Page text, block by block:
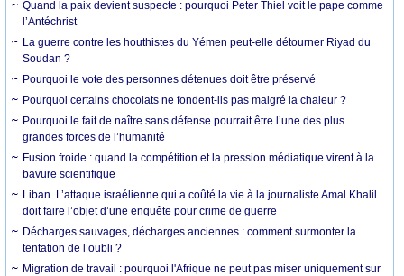
Quand la paix devient suspecte : pourquoi Peter Thiel voit le pape comme
l’Antéchrist
La guerre contre les houthistes du Yémen peut-elle détourner Riyad du
Soudan ?
Pourquoi le vote des personnes détenues doit être préservé
Pourquoi certains chocolats ne fondent-ils pas malgré la chaleur ?
Pourquoi le fait de naître sans défense pourrait être l’une des plus
grandes forces de l’humanité
Fusion froide : quand la compétition et la pression médiatique virent à la
bavure scientifique
Liban. L’attaque israélienne qui a coûté la vie à la journaliste Amal Khalil
doit faire l’objet d’une enquête pour crime de guerre
Décharges sauvages, décharges anciennes : comment surmonter la
tentation de l’oubli ?
Migration de travail : pourquoi l'Afrique ne peut pas miser uniquement sur